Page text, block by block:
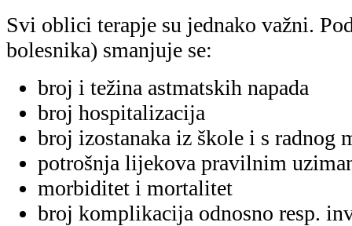
Svi oblici terapje su jednako važni.
bolesnika) smanjuje se:
broj i težina astmatskih napada
broj hospitalizacija
broj izostanaka iz škole i s radnog
potrošnja lijekova pravilnim
morbiditet i mortalitet
broj komplikacija odnosno resp.